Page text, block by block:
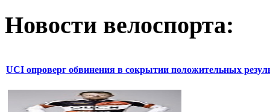
Новости велоспорта:
UCI опроверг обвинения в сокрытии положительных